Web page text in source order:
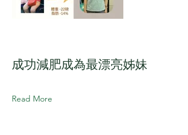
成功減肥成為最漂亮姊妹
Read More